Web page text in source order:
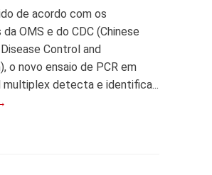
de acordo com os
OMS e do CDC (Chinese
Control and
o novo ensaio de PCR em
multiplex detecta e identifica...